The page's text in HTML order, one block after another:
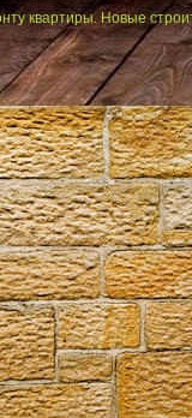
квартиры. Новые